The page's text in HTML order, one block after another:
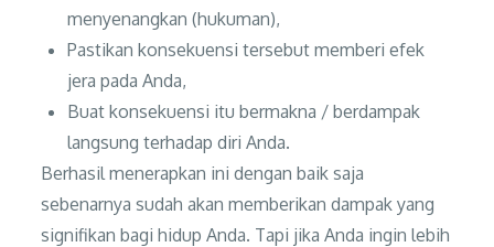
menyenangkan (hukuman),
Pastikan konsekuensi tersebut memberi efek
jera pada Anda,
Buat konsekuensi itu bermakna / berdampak
langsung terhadap diri Anda.
Berhasil menerapkan ini dengan baik saja
sebenarnya sudah akan memberikan dampak yang
signifikan bagi hidup Anda. Tapi jika Anda ingin lebih